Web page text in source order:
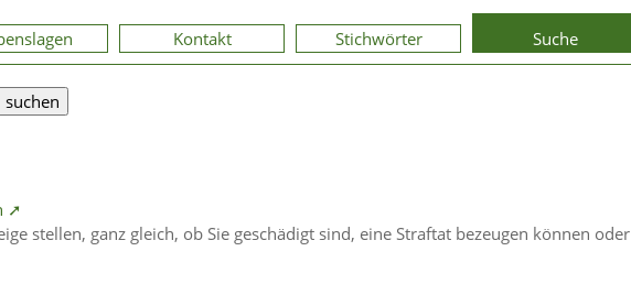
Kontakt Stichwörter Suche
➚
stellen, ganz gleich, ob Sie geschädigt sind, eine Straftat bezeugen können oder